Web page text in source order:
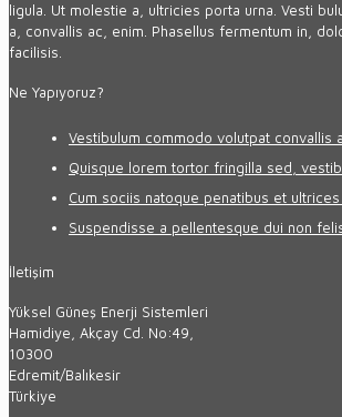
ligula. Ut molestie a, ultricies porta urna. Vesti
a, convallis ac, enim. Phasellus fermentum in,
facilisis.
Ne Yapıyoruz?
Vestibulum commodo volutpat convallis
Quisque lorem tortor fringilla sed,
Cum sociis natoque penatibus et
Suspendisse a pellentesque dui non
İletişim
Yüksel Güneş Enerji Sistemleri
Hamidiye, Akçay Cd. No:49,
10300
Edremit/Balıkesir
Türkiye